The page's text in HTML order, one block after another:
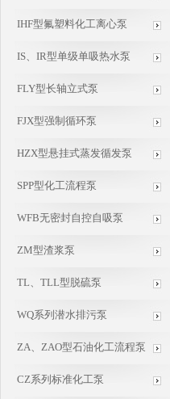
IHF型氟塑料化工离心泵
IS、IR型单级单吸热水泵
FLY型长轴立式泵
FJX型强制循环泵
HZX型悬挂式蒸发循发泵
SPP型化工流程泵
WFB无密封自控自吸泵
ZM型渣浆泵
TL、TLL型脱硫泵
WQ系列潜水排污泵
ZA、ZAO型石油化工流程泵
CZ系列标准化工泵